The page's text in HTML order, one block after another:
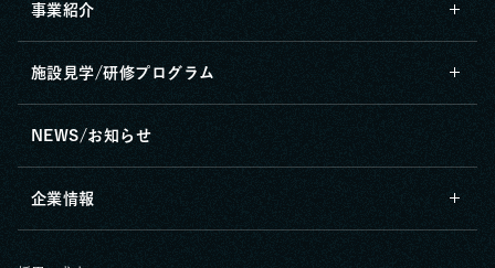
事業紹介
施設見学/研修プログラム
NEWS/お知らせ
企業情報